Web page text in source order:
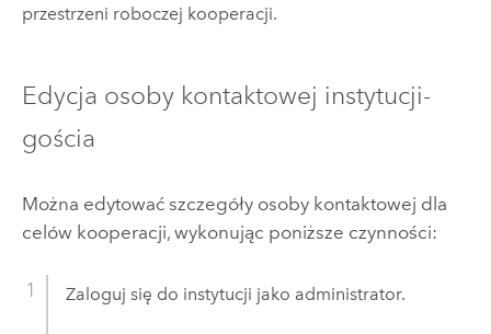
przestrzeni roboczej kooperacji.
Edycja osoby kontaktowej instytucji-
gościa
Można edytować szczegóły osoby kontaktowej dla
celów kooperacji, wykonując poniższe czynności:
Zaloguj się do instytucji jako administrator.